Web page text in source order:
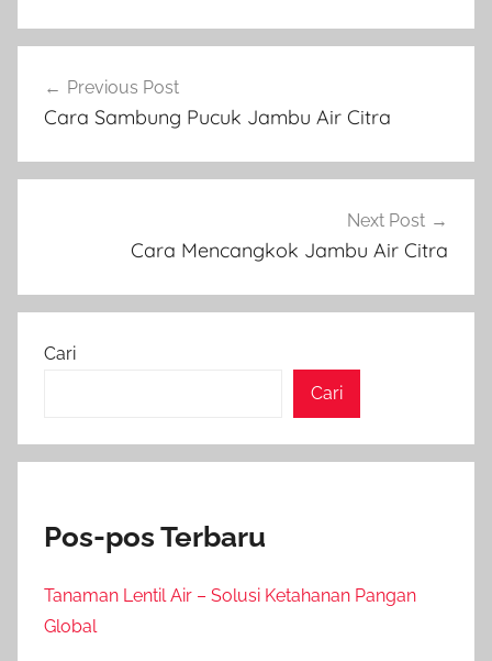
pos
Previous Post
Cara Sambung Pucuk Jambu Air Citra
Next Post
Cara Mencangkok Jambu Air Citra
Cari
Cari
Pos-pos Terbaru
Tanaman Lentil Air – Solusi Ketahanan Pangan
Global